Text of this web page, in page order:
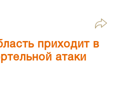
приходит в
атаки